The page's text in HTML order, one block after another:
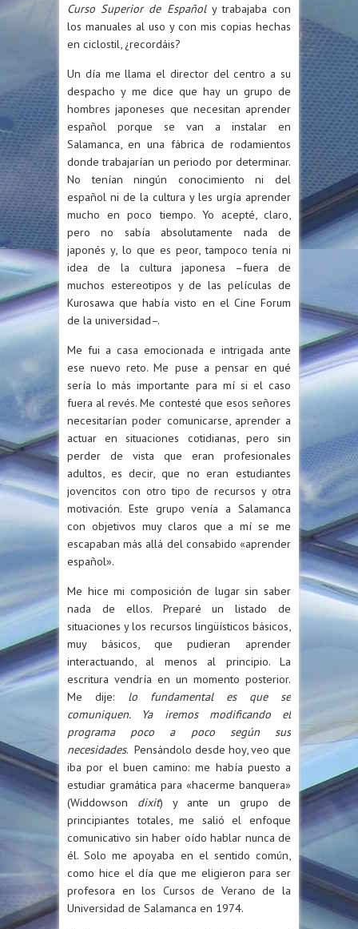
Curso Superior de Españoly trabajaba con
los manuales al uso y con mis copias hechas
en ciclostil, ¿recordáis?
Un día me llama el director del centro a su
despacho y me dice que hay un grupo de
hombres japoneses que necesitan aprender
español porque se van a instalar en
Salamanca, en una fábrica de rodamientos
donde trabajarían un periodo por determinar.
No tenían ningún conocimiento ni del
español ni de la cultura y les urgía aprender
mucho en poco tiempo. Yo acepté, claro,
pero no sabía absolutamente nada de
japonés y, lo que es peor, tampoco tenía ni
idea de la cultura japonesa –fuera de
muchos estereotipos y de las películas de
Kurosawa que había visto en el Cine Forum
de la universidad–.
Me fui a casa emocionada e intrigada ante
ese nuevo reto. Me puse a pensar en qué
sería lo más importante para mí si el caso
fuera al revés. Me contesté que esos señores
necesitarían poder comunicarse, aprender a
actuar en situaciones cotidianas, pero sin
perder de vista que eran profesionales
adultos, es decir, que no eran estudiantes
jovencitos con otro tipo de recursos y otra
motivación. Este grupo venía a Salamanca
con objetivos muy claros que a mí se me
escapaban más allá del consabido «aprender
español».
Me hice mi composición de lugar sin saber
nada de ellos. Preparé un listado de
situaciones y los recursos lingüísticos básicos,
muy básicos, que pudieran aprender
interactuando, al menos al principio. La
escritura vendría en un momento posterior.
Me dije: lo fundamental es que se
comuniquen. Ya iremos modificando el
programa poco a poco según sus
necesidades. Pensándolo desde hoy, veo que
iba por el buen camino: me había puesto a
estudiar gramática para «hacerme banquera»
(Widdowson dixit) y ante un grupo de
principiantes totales, me salió el enfoque
comunicativo sin haber oído hablar nunca de
él. Solo me apoyaba en el sentido común,
como hice el día que me eligieron para ser
profesora en los Cursos de Verano de la
Universidad de Salamanca en 1974.